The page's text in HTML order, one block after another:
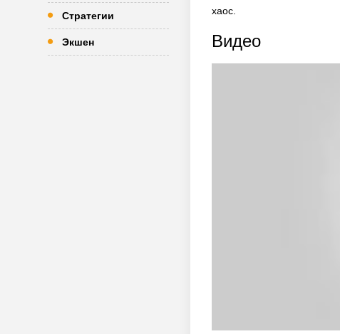
Стратегии
Экшен
хаос.
Видео